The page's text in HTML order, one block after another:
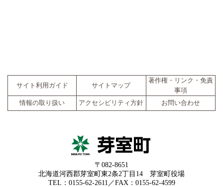
サイト利用ガイド サイトマップ
著作権・リンク・免責
事項
情報の取り扱い
アクセシビリティ方針 お問い合わせ
〒082-8651
北海道河西郡芽室町東2条2丁目14 芽室町役場
TEL：0155-62-2611／FAX：0155-62-4599